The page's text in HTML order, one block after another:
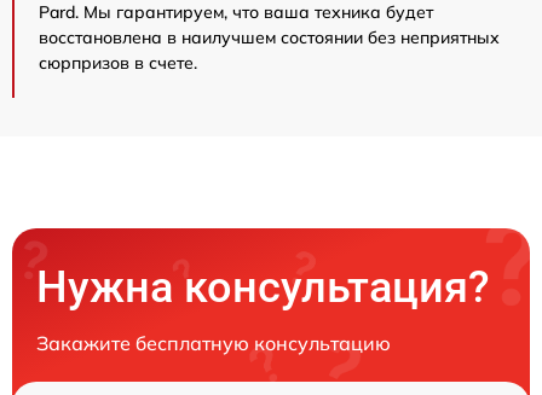
Pard. Мы гарантируем, что ваша техника будет
восстановлена в наилучшем состоянии без неприятных
сюрпризов в счете.
Нужна консультация?
Закажите бесплатную консультацию